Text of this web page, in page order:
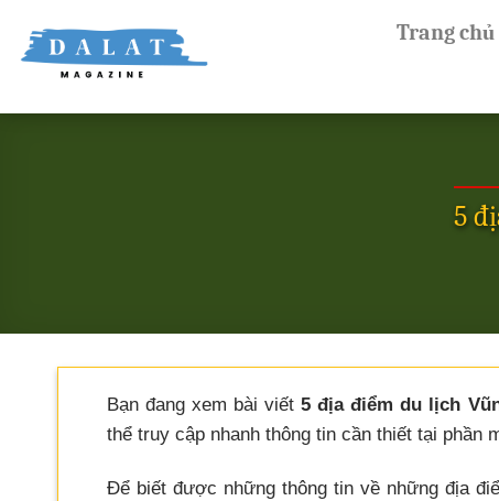
content
Trang chủ
5
Bạn đang xem bài viết5 địa điểm du lịch
thể truy cập nhanh thông tin cần thiết tại phần
Để biết được những thông tin về những địa